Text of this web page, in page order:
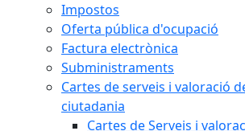
Impostos
Oferta pública d'ocupació
Factura electrònica
Subministraments
Cartes de serveis i valoració
ciutadania
Cartes de Serveis i